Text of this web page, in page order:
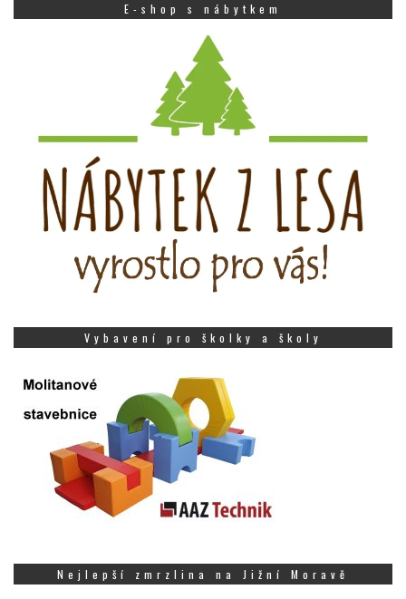
E-shop s nábytkem
Vybavení pro školky a školy
Nejlepší zmrzlina na Jižní Moravě